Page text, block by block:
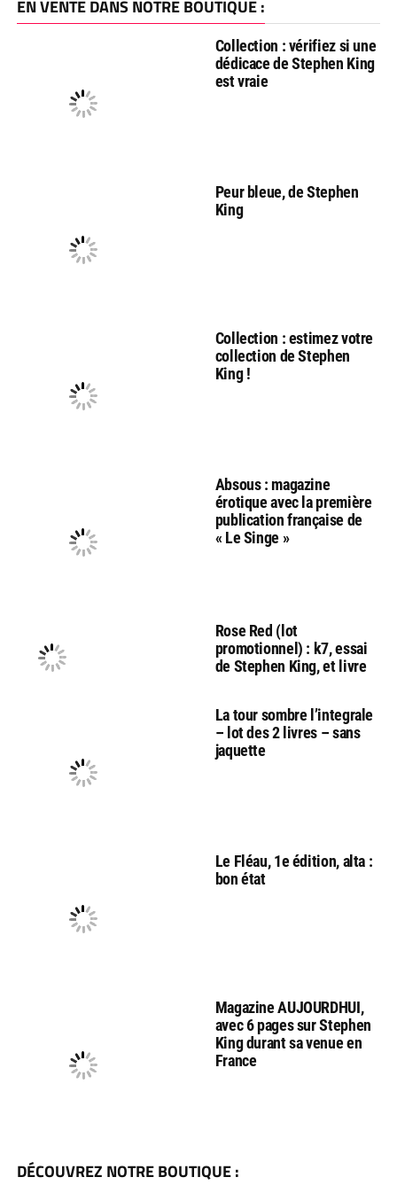
EN VENTE DANS NOTRE BOUTIQUE :
Collection : vérifiez si une
dédicace de Stephen King
est vraie
Peur bleue, de Stephen
King
Collection : estimez votre
collection de Stephen
King !
Absous : magazine
érotique avec la première
publication française de
« Le Singe »
Rose Red (lot
promotionnel) : k7, essai
de Stephen King, et livre
La tour sombre l’integrale
– lot des 2 livres – sans
jaquette
Le Fléau, 1e édition, alta :
bon état
Magazine AUJOURDHUI,
avec 6 pages sur Stephen
King durant sa venue en
France
DÉCOUVREZ NOTRE BOUTIQUE :